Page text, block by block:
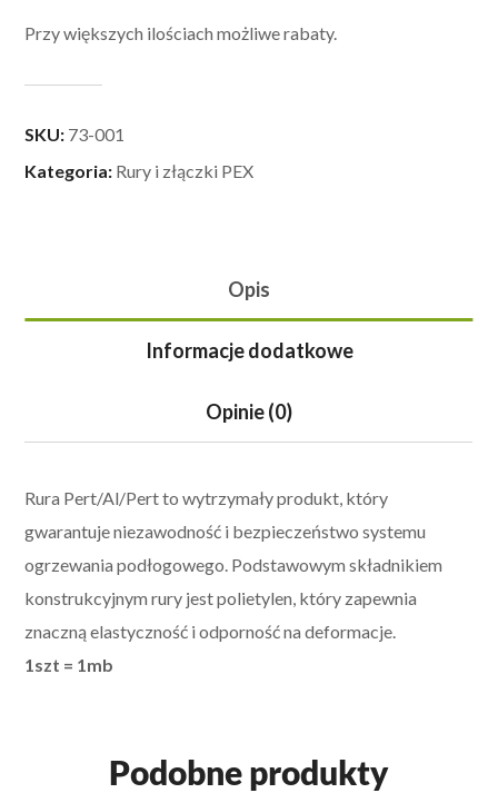
Przy większych ilościach możliwe rabaty.
SKU: 73-001
Kategoria: Rury i złączki PEX
Opis
Informacje dodatkowe
Opinie (0)
Rura Pert/Al/Pert to wytrzymały produkt, który
gwarantuje niezawodność i bezpieczeństwo systemu
ogrzewania podłogowego. Podstawowym składnikiem
konstrukcyjnym rury jest polietylen, który zapewnia
znaczną elastyczność i odporność na deformacje.
1szt = 1mb
Podobne produkty